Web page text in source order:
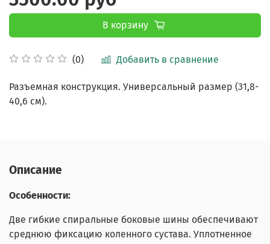
(0) Добавить в сравнение
В корзину
Разъемная конструкция. Универсальный размер (31,8-
40,6 см).
Описание
Особенности:
Две гибкие спиральные боковые шины обеспечивают
среднюю фиксацию коленного сустава. Уплотненное